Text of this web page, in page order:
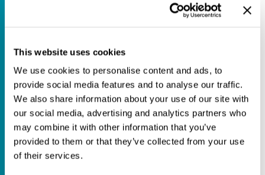
This website uses cookies
We use cookies to personalise content and ads, to
provide social media features and to analyse our traffic.
We also share information about your use of our site with
our social media, advertising and analytics partners who
may combine it with other information that you’ve
provided to them or that they’ve collected from your use
of their services.
KARINANDRESEN
TERIOMORFISMO
ACCADEMIAUNIDEE